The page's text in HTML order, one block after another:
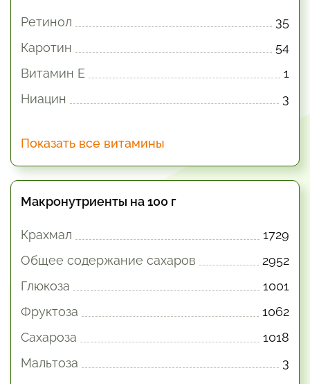
Ретинол
35
Каротин
54
Витамин E
1
Ниацин
3
Показать все витамины
Макронутриенты на 100 г
Крахмал
1729
Общее содержание сахаров
2952
Глюкоза
1001
Фруктоза
1062
Сахароза
1018
Мальтоза
3